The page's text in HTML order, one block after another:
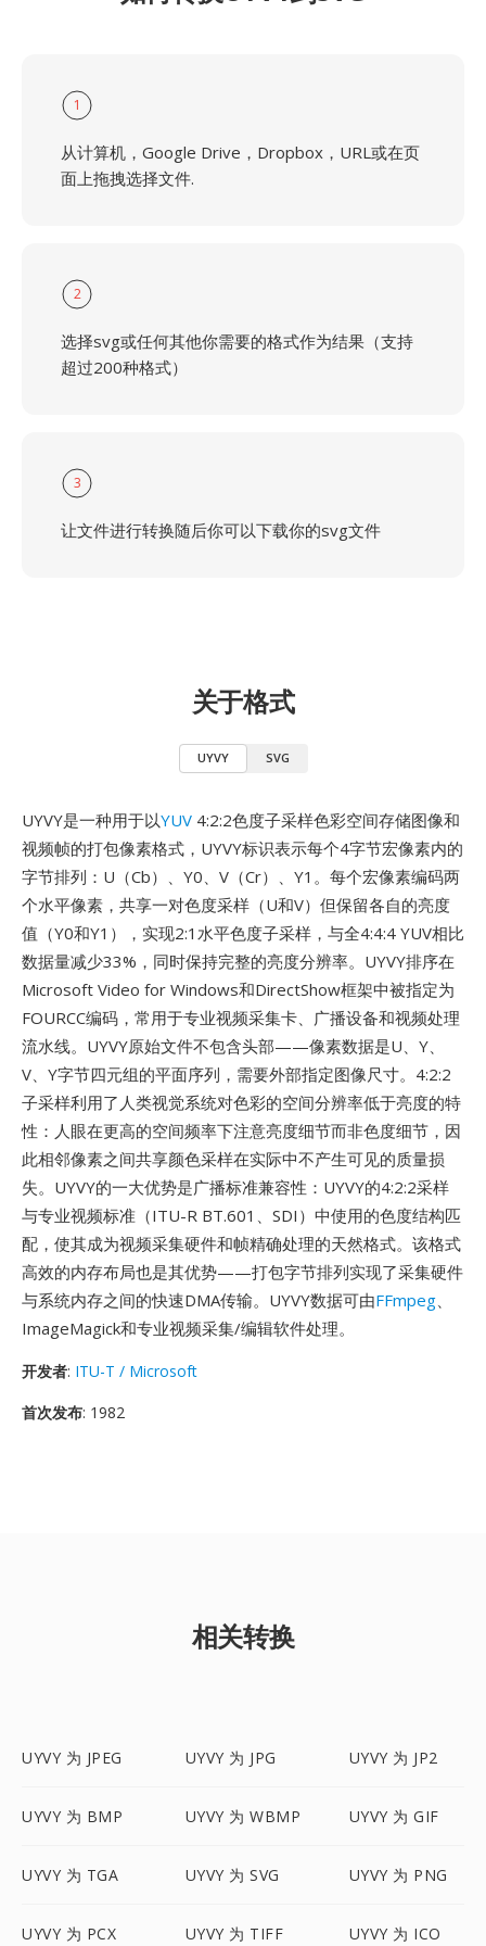
1
从计算机，Google Drive，Dropbox，URL或在页
面上拖拽选择文件.
2
选择svg或任何其他你需要的格式作为结果（支持
超过200种格式）
3
让文件进行转换随后你可以下载你的svg文件
关于格式
UYVY SVG
UYVY是一种用于以YUV 4:2:2色度子采样色彩空间存储图像和
视频帧的打包像素格式，UYVY标识表示每个4字节宏像素内的
字节排列：U（Cb）、Y0、V（Cr）、Y1。每个宏像素编码两
个水平像素，共享一对色度采样（U和V）但保留各自的亮度
值（Y0和Y1），实现2:1水平色度子采样，与全4:4:4 YUV相比
数据量减少33%，同时保持完整的亮度分辨率。UYVY排序在
Microsoft Video for Windows和DirectShow框架中被指定为
FOURCC编码，常用于专业视频采集卡、广播设备和视频处理
流水线。UYVY原始文件不包含头部——像素数据是U、Y、
V、Y字节四元组的平面序列，需要外部指定图像尺寸。4:2:2
子采样利用了人类视觉系统对色彩的空间分辨率低于亮度的特
性：人眼在更高的空间频率下注意亮度细节而非色度细节，因
此相邻像素之间共享颜色采样在实际中不产生可见的质量损
失。UYVY的一大优势是广播标准兼容性：UYVY的4:2:2采样
与专业视频标准（ITU-R BT.601、SDI）中使用的色度结构匹
配，使其成为视频采集硬件和帧精确处理的天然格式。该格式
高效的内存布局也是其优势——打包字节排列实现了采集硬件
与系统内存之间的快速DMA传输。UYVY数据可由FFmpeg、
ImageMagick和专业视频采集/编辑软件处理。
开发者: ITU-T / Microsoft
首次发布: 1982
相关转换
UYVY 为 JPEG UYVY 为 JPG UYVY 为 JP2
UYVY 为 BMP UYVY 为 WBMP UYVY 为 GIF
UYVY 为 TGA UYVY 为 SVG UYVY 为 PNG
UYVY 为 PCX UYVY 为 TIFF UYVY 为 ICO